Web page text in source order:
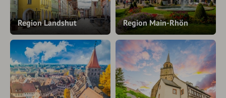
Region Landshut Region Main-Rhön